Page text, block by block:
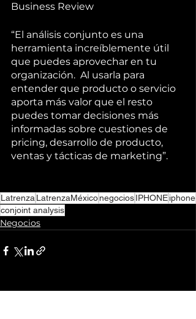
Business Review
“El análisis conjunto es una
herramienta increíblemente útil
que puedes aprovechar en tu
organización.  Al usarla para
entender que producto o servicio
aporta más valor que el resto
puedes tomar decisiones más
informadas sobre cuestiones de
pricing, desarrollo de producto,
ventas y tácticas de marketing”.
LatrenzaLatrenzaMéxiconegociosIPHONEiphone
conjoint analysis
Negocios